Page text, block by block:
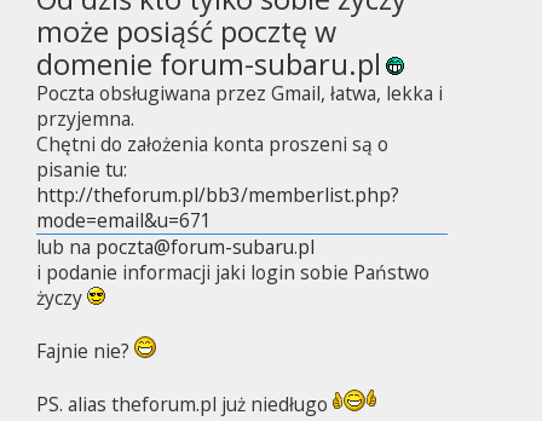
może posiąść pocztę w
domenie forum-subaru.pl
Poczta obsługiwana przez Gmail, łatwa, lekka i
przyjemna.
Chętni do założenia konta proszeni są o
pisanie tu:
http://theforum.pl/bb3/memberlist.php?
mode=email&u=671
lub na poczta@forum-subaru.pl
i podanie informacji jaki login sobie Państwo
życzy
Fajnie nie?
PS. alias theforum.pl już niedługo